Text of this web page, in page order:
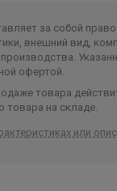
за собой
внешний вид,
офертой.
товара
товара на складе.
или